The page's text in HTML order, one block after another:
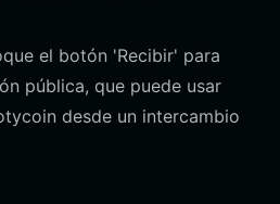
el botón 'Recibir' para
pública, que puede usar
desde un intercambio